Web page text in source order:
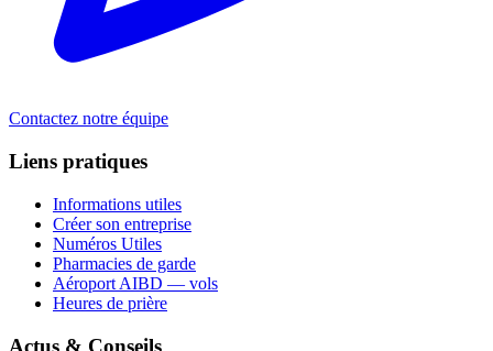
Contactez notre équipe
Liens pratiques
Informations utiles
Créer son entreprise
Numéros Utiles
Pharmacies de garde
Aéroport AIBD — vols
Heures de prière
Actus & Conseils